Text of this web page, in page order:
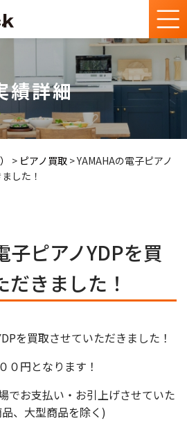
績詳細
> ピアノ買取 >YAMAHAの電子ピアノ
した！
子ピアノYDPを買
きました！
を買取させていただきました！
０円となります！
でお支払い・お引上げさせていた
、大型商品を除く)